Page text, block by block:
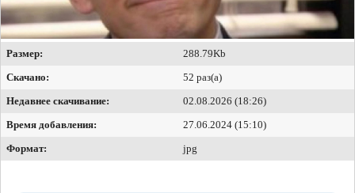
Размер:
288.79Kb
Скачано:
52 раз(а)
Недавнее скачивание:
02.08.2026 (18:26)
Время добавления:
27.06.2024 (15:10)
Формат:
jpg